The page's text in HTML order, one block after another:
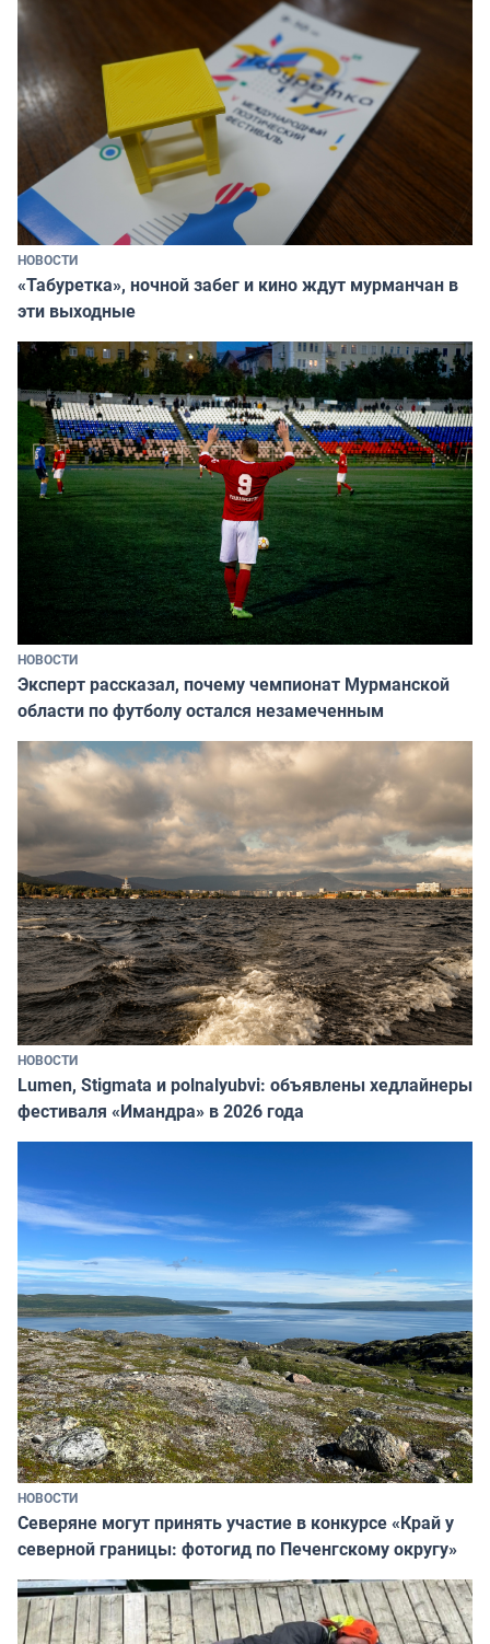
НОВОСТИ
«Табуретка», ночной забег и кино ждут мурманчан в
эти выходные
НОВОСТИ
Эксперт рассказал, почему чемпионат Мурманской
области по футболу остался незамеченным
НОВОСТИ
Lumen, Stigmata и polnalyubvi: объявлены хедлайнеры
фестиваля «Имандра» в 2026 года
НОВОСТИ
Северяне могут принять участие в конкурсе «Край у
северной границы: фотогид по Печенгскому округу»